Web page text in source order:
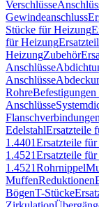
Verschlüsse
Gewindeanschluss
Stücke für Heizung
für Heizung
HeizungZubehör
Anschlüsse
Anschlüsse
Rohre
Anschlüsse
Flanschverbindungen
EdelstahlErsatzteile
1.4401Ersatzteile für
1.4521Ersatzteile
1.4521Rohrnippel
MuffenReduktionen
BögenT-Stücke